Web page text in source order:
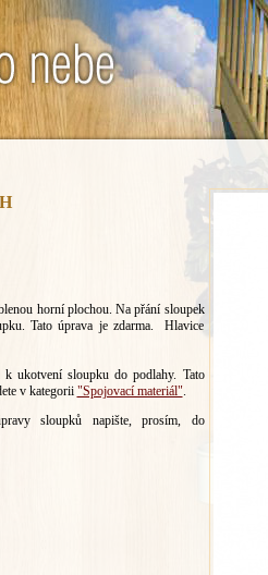
horní plochou. Na přání sloupek
Tato úprava je zdarma. Hlavice
ukotvení sloupku do podlahy. Tato
v kategorii "Spojovací materiál".
sloupků napište, prosím, do